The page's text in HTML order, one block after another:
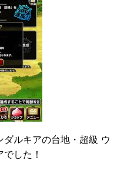
ダルキアの台地・超級 ウ
した！